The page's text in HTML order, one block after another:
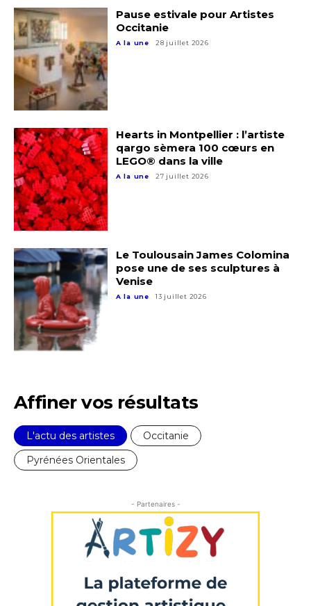
* Champ obligatoire
Prénom
Statut / Organisation
J'accepte lestermes et conditions
* Champ obligatoire
Pause estivale pour Artistes
Occitanie
A la une 28 juillet 2026
Hearts in Montpellier : l’artiste
qargo sèmera 100 cœurs en
LEGO® dans la ville
A la une 27 juillet 2026
Le Toulousain James Colomina
pose une de ses sculptures à
Venise
A la une 13 juillet 2026
Affiner vos résultats
L'actu des artistes
Occitanie
Pyrénées Orientales
- Partenaires -